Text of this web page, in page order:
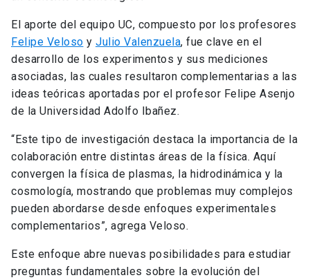
El aporte del equipo UC, compuesto por los profesores
Felipe Veloso y Julio Valenzuela, fue clave en el
desarrollo de los experimentos y sus mediciones
asociadas, las cuales resultaron complementarias a las
ideas teóricas aportadas por el profesor Felipe Asenjo
de la Universidad Adolfo Ibañez.
“Este tipo de investigación destaca la importancia de la
colaboración entre distintas áreas de la física. Aquí
convergen la física de plasmas, la hidrodinámica y la
cosmología, mostrando que problemas muy complejos
pueden abordarse desde enfoques experimentales
complementarios”, agrega Veloso.
Este enfoque abre nuevas posibilidades para estudiar
preguntas fundamentales sobre la evolución del